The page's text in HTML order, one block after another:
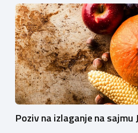
održati 12. rujna u Kongresnom
velesajmu. Susret će i ove godine
stručnjake i zaljubljenike u njegu
[…]
Poziv na izlaganje na sajmu